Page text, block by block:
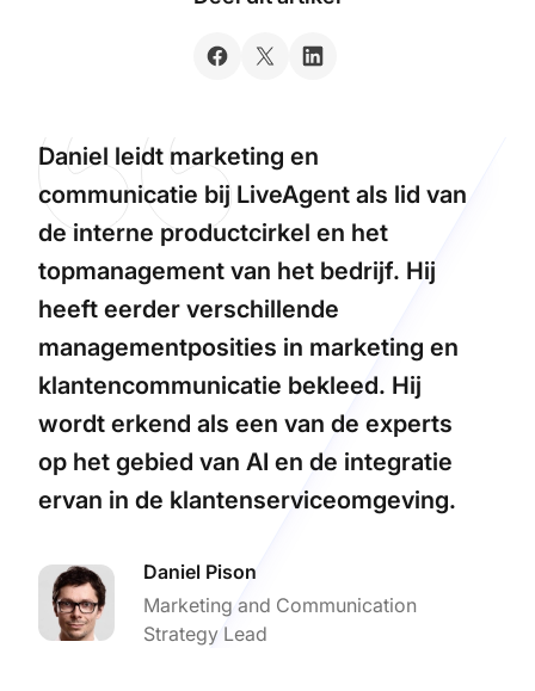
Daniel leidt marketing en
communicatie bij LiveAgent als lid van
de interne productcirkel en het
topmanagement van het bedrijf. Hij
heeft eerder verschillende
managementposities in marketing en
klantencommunicatie bekleed. Hij
wordt erkend als een van de experts
op het gebied van AI en de integratie
ervan in de klantenserviceomgeving.
Daniel Pison
Marketing and Communication
Strategy Lead